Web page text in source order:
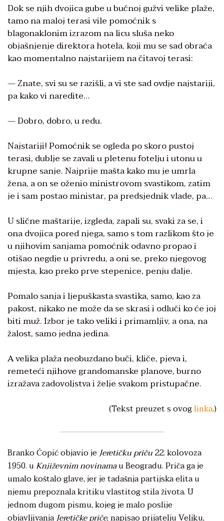
Dok se njih dvojica gube u bučnoj gužvi velike plaže,
tamo na maloj terasi vile pomoćnik s
blagonaklonim izrazom na licu sluša neko
objašnjenje direktora hotela, koji mu se sad obraća
kao momentalno najstarijem na čitavoj terasi:
— Znate, svi su se razišli, a vi ste sad ovdje najstariji,
pa kako vi naredite…
— Dobro, dobro, u redu.
Najstariji! Pomoćnik se ogleda po skoro pustoj
terasi, dublje se zavali u pletenu fotelju i utonu u
krupne sanje. Najprije mašta kako mu je umrla
žena, a on se oženio ministrovom svastikom, zatim
je i sam postao ministar, pa predsjednik vlade, pa…
U slične maštarije, izgleda, zapali su, svaki za se, i
ona dvojica pored njega, samo s tom razlikom što je
u njihovim sanjama pomoćnik odavno propao i
otišao negdje u privredu, a oni se, preko njegovog
mjesta, kao preko prve stepenice, penju dalje.
Pomalo sanja i ljepuškasta svastika, samo, kao za
pakost, nikako ne može da se skrasi i odluči ko će joj
biti muž. Izbor je tako veliki i primamljiv, a ona, na
žalost, samo jedna jedina.
A velika plaža neobuzdano buči, kliče, pjeva i,
remeteći njihove grandomanske planove, burno
izražava zadovoljstva i želje svakom pristupačne.
(Tekst preuzet s ovoglinka.)
Branko Ćopić objavio jeJeretičku priču22. kolovoza
1950. uKnjiževnim novinamau Beogradu. Priča ga je
umalo koštalo glave, jer je tadašnja partijska elita u
njemu prepoznala kritiku vlastitog stila života. U
jednom dugom pismu, kojeg je malo poslije
objavljivanjaJeretičke priče, napisao prijatelju Veljku,